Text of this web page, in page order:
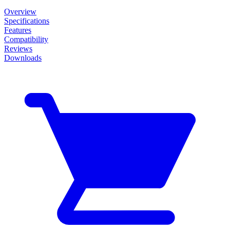
Overview
Specifications
Features
Compatibility
Reviews
Downloads